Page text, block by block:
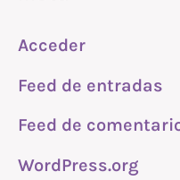
Acceder
Feed de entradas
Feed de
WordPress.org